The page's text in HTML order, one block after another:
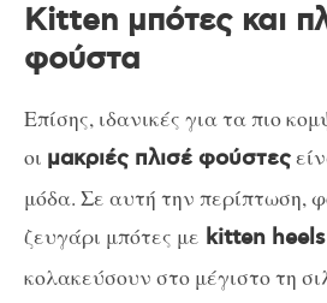
Kitten μπότες και
φούστα
Επίσης, ιδανικές για τα πιο
οι μακριές πλισέ φούστες
μόδα. Σε αυτή την περίπτωση,
ζευγάρι μπότες με kitten heels
κολακεύσουν στο μέγιστο τη